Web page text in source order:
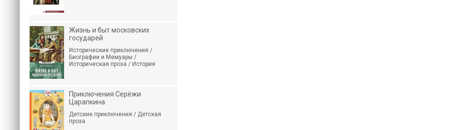
Жизнь и быт московских
государей
Исторические приключения /
Биографии и Мемуары /
Историческая проза / История
Приключения Серёжи
Царапкина
Детские приключения / Детская
проза